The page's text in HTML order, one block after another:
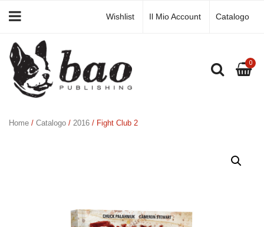
Wishlist Il Mio Account Catalogo
0
Home / Catalogo / 2016 / Fight Club 2